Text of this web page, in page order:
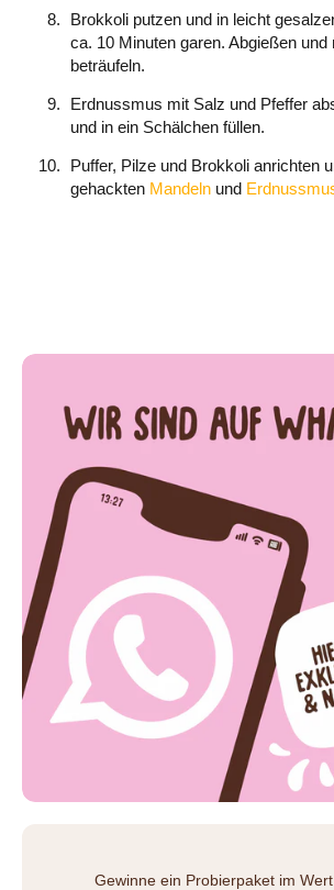
Brokkoli putzen und in leicht
ca. 10 Minuten garen. Abgießen und
beträufeln.
Erdnussmus mit Salz und Pfeffer
und in ein Schälchen füllen.
Puffer, Pilze und Brokkoli anrichten
gehackten Mandeln und
Gewinne ein Probierpaket im